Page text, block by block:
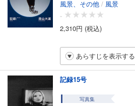
風景、その他 / 風景
-
2,310円 (税込)
あらすじを表示する
記録15号
写真集